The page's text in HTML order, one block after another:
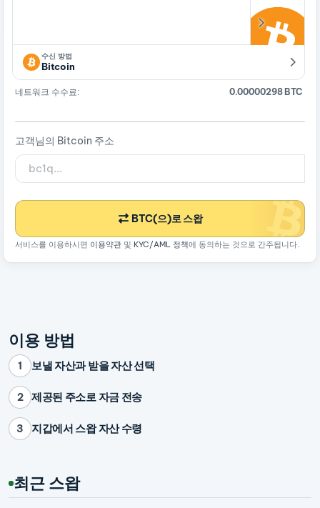
수신 방법
Bitcoin
네트워크 수수료: 0.00000298 BTC
고객님의 Bitcoin 주소
BTC(으)로 스왑
서비스를 이용하시면 이용약관 및 KYC/AML 정책에 동의하는 것으로 간주됩니다.
이용 방법
1 보낼 자산과 받을 자산 선택
2 제공된 주소로 자금 전송
3 지갑에서 스왑 자산 수령
최근 스왑